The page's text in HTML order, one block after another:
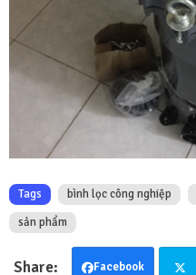
Tags bình lọc công nghiệp
sản phẩm
Facebook